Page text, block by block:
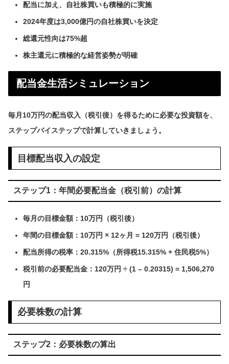
配当に加え、自社株買いも積極的に実施
2024年度は3,000億円の自社株買いを決定
総還元性向は75%超
株主還元に積極的な経営姿勢が明確
配当金生活シミュレーション
毎月10万円の配当収入（税引後）を得るために必要な投資額を、
ステップバイステップで計算していきましょう。
目標配当収入の設定
ステップ1：年間必要配当金（税引前）の計算
毎月の目標金額：10万円（税引後）
年間の目標金額：10万円 × 12ヶ月 = 120万円（税引後）
配当所得の税率：20.315%（所得税15.315% + 住民税5%）
税引前の必要配当金：120万円 ÷ (1 – 0.20315) = 1,506,270
円
必要株数の計算
ステップ2：必要株数の算出